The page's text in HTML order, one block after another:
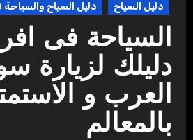
دليل السياح دليل السياح
السياحة فى
دليلك لزيارة
العرب و
بالمعالم